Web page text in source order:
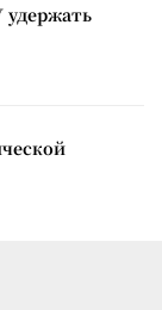
удержать